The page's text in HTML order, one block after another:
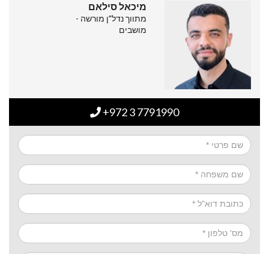
מיכאל סילאם
מתווך נדל"ן מורשה -
מושבים
+972 3 7791990